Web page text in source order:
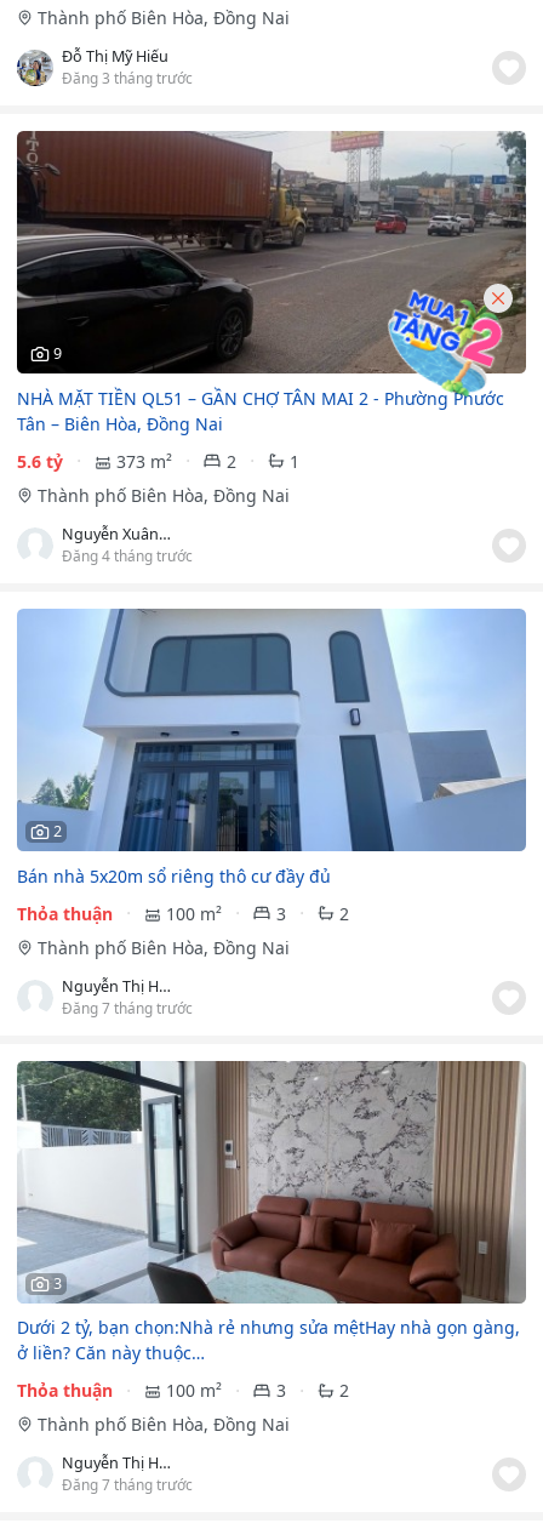
Thành phố Biên Hòa, Đồng Nai
Đỗ Thị Mỹ Hiếu
Đăng 3 tháng trước
9
NHÀ MẶT TIỀN QL51 – GẦN CHỢ TÂN MAI 2 - Phường Phước
Tân – Biên Hòa, Đồng Nai
5.6 tỷ
373 m² 2
1
Thành phố Biên Hòa, Đồng Nai
Nguyễn Xuân Khánh
Đăng 4 tháng trước
2
Bán nhà 5x20m sổ riêng thô cư đầy đủ
Thỏa thuận
100 m² 3
2
Thành phố Biên Hòa, Đồng Nai
Nguyễn Thị Huỳnh Như
Đăng 7 tháng trước
3
Dưới 2 tỷ, bạn chọn:Nhà rẻ nhưng sửa mệtHay nhà gọn gàng,
ở liền? Căn này thuộc…
Thỏa thuận
100 m² 3
2
Thành phố Biên Hòa, Đồng Nai
Nguyễn Thị Huỳnh Như
Đăng 7 tháng trước